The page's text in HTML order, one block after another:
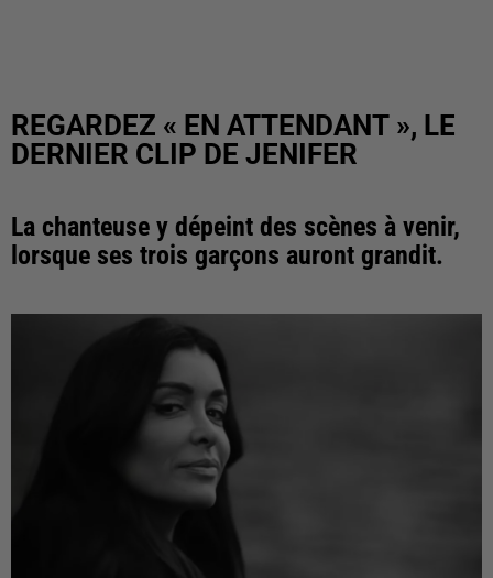
REGARDEZ « EN ATTENDANT », LE
DERNIER CLIP DE JENIFER
La chanteuse y dépeint des scènes à venir,
lorsque ses trois garçons auront grandit.